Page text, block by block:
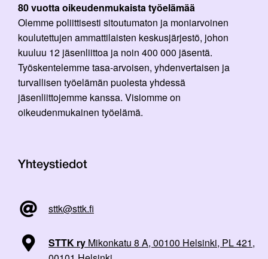
80 vuotta oikeudenmukaista työelämää
Olemme poliittisesti sitoutumaton ja moniarvoinen
koulutettujen ammattilaisten keskusjärjestö, johon
kuuluu 12 jäsenliittoa ja noin 400 000 jäsentä.
Työskentelemme tasa-arvoisen, yhdenvertaisen ja
turvallisen työelämän puolesta yhdessä
jäsenliittojemme kanssa. Visiomme on
oikeudenmukainen työelämä.
Yhteystiedot
sttk@sttk.fi
STTK ry Mikonkatu 8 A, 00100 Helsinki, PL 421,